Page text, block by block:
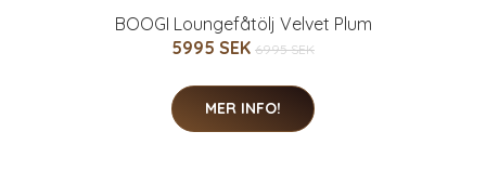
BOOGI Loungefåtölj Velvet Plum
5995 SEK 6995 SEK
MER INFO!